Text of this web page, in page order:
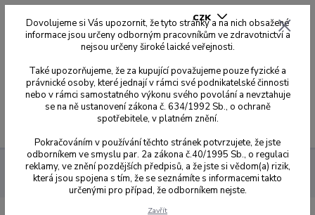
CZK
0,00 Kč
Sagemax zirkonové disky NexxZr S
Z-95 Ø 95 mm se zářezy
22 mm
Dovolujeme si Vás upozornit, že tyto stránky a na nich obsažené
informace jsou určeny odborným pracovníkům ve zdravotnictví a
nejsou určeny široké laické veřejnosti.
Také upozorňujeme, že za kupující považujeme pouze fyzické a
právnické osoby, které jednají v rámci své podnikatelské činnosti
nebo v rámci samostatného výkonu svého povolání a nevztahuje
se na ně ustanovení zákona č. 634/1992 Sb., o ochraně
spotřebitele, v platném znění.
Pokračováním v používání těchto stránek potvrzujete, že jste
odborníkem ve smyslu par. 2a zákona č.40/1995 Sb., o regulaci
reklamy, ve znění pozdějších předpisů, a že jste si vědom(a) rizik,
která jsou spojena s tím, že se seznámíte s informacemi takto
určenými pro případ, že odborníkem nejste.
Zavřít